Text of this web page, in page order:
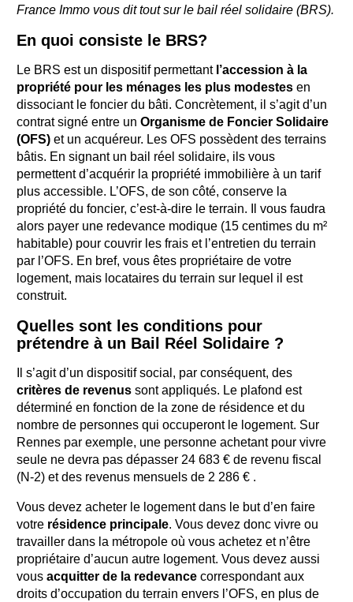
France Immo vous dit tout sur le bail réel solidaire (BRS).
En quoi consiste le BRS?
Le BRS est un dispositif permettant l’accession à la
propriété pour les ménages les plus modestes en
dissociant le foncier du bâti. Concrètement, il s’agit d’un
contrat signé entre un Organisme de Foncier Solidaire
(OFS) et un acquéreur. Les OFS possèdent des terrains
bâtis. En signant un bail réel solidaire, ils vous
permettent d’acquérir la propriété immobilière à un tarif
plus accessible. L’OFS, de son côté, conserve la
propriété du foncier, c’est-à-dire le terrain. Il vous faudra
alors payer une redevance modique (15 centimes du m²
habitable) pour couvrir les frais et l’entretien du terrain
par l’OFS. En bref, vous êtes propriétaire de votre
logement, mais locataires du terrain sur lequel il est
construit.
Quelles sont les conditions pour
prétendre à un Bail Réel Solidaire ?
Il s’agit d’un dispositif social, par conséquent, des
critères de revenus sont appliqués. Le plafond est
déterminé en fonction de la zone de résidence et du
nombre de personnes qui occuperont le logement. Sur
Rennes par exemple, une personne achetant pour vivre
seule ne devra pas dépasser 24 683 € de revenu fiscal
(N-2) et des revenus mensuels de 2 286 € .
Vous devez acheter le logement dans le but d’en faire
votre résidence principale. Vous devez donc vivre ou
travailler dans la métropole où vous achetez et n’être
propriétaire d’aucun autre logement. Vous devez aussi
vous acquitter de la redevance correspondant aux
droits d’occupation du terrain envers l’OFS, en plus de